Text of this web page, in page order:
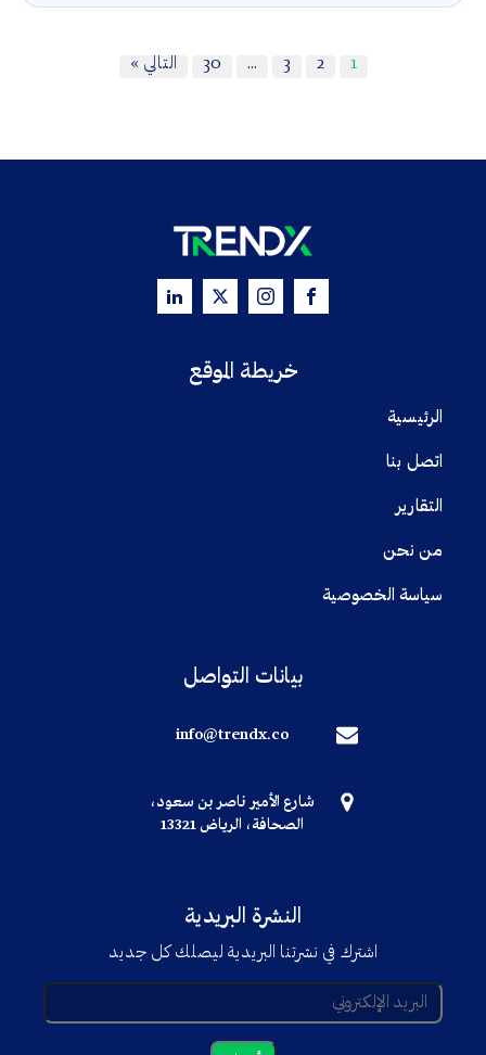
1
2
3
…
30 التالي »
خريطة الموقع
الرئيسية
اتصل بنا
التقارير
من نحن
سياسة الخصوصية
بيانات التواصل
info@trendx.co
شارع الأمير ناصر بن سعود،
الصحافة، الرياض 13321
النشرة البريدية
اشترك في نشرتنا البريدية ليصلك كل جديد